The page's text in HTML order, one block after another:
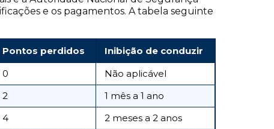
e os pagamentos. A tabela seguinte
Pontos perdidos
Inibição de conduzir
0
Não aplicável
2
1 mês a 1 ano
4
2 meses a 2 anos